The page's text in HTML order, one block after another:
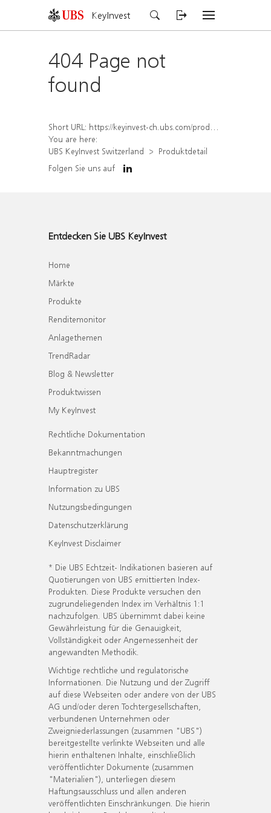
KeyInvest
404 Page not
found
Short URL: https://keyinvest-ch.ubs.com/produkt/detail/index/isin/CH1580505829
You are here:
UBS KeyInvest Switzerland
Produktdetail
Folgen Sie uns auf
Entdecken Sie UBS KeyInvest
Home
Märkte
Produkte
Renditemonitor
Anlagethemen
TrendRadar
Blog & Newsletter
Produktwissen
My KeyInvest
Rechtliche Dokumentation
Bekanntmachungen
Hauptregister
Information zu UBS
Nutzungsbedingungen
Datenschutzerklärung
KeyInvest Disclaimer
* Die UBS Echtzeit- Indikationen basieren auf
Quotierungen von UBS emittierten Index-
Produkten. Diese Produkte versuchen den
zugrundeliegenden Index im Verhältnis 1:1
nachzufolgen. UBS übernimmt dabei keine
Gewährleistung für die Genauigkeit,
Vollständigkeit oder Angemessenheit der
angewandten Methodik.
Wichtige rechtliche und regulatorische
Informationen. Die Nutzung und der Zugriff
auf diese Webseiten oder andere von der UBS
AG und/oder deren Tochtergesellschaften,
verbundenen Unternehmen oder
Zweigniederlassungen (zusammen "UBS")
bereitgestellte verlinkte Webseiten und alle
hierin enthaltenen Inhalte, einschließlich
veröffentlichter Dokumente (zusammen
"Materialien"), unterliegen diesem
Haftungsausschluss und allen anderen
veröffentlichten Einschränkungen. Die hierin